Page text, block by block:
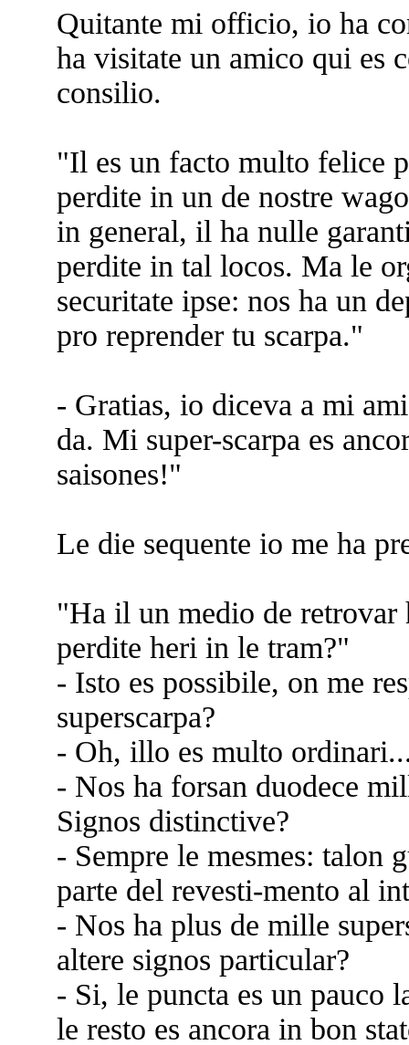
Quitante mi officio, io ha
ha visitate un amico qui es
consilio.
"Il es un facto multo felice
perdite in un de nostre
in general, il ha nulle
perdite in tal locos. Ma le
securitate ipse: nos ha un
pro reprender tu scarpa."
- Gratias, io diceva a mi
da. Mi super-scarpa es
saisones!"
Le die sequente io me ha
"Ha il un medio de retrovar
perdite heri in le tram?"
- Isto es possibile, on me
superscarpa?
- Oh, illo es multo
- Nos ha forsan duodece
Signos distinctive?
- Sempre le mesmes: talon
parte del revesti-mento al
- Nos ha plus de mille
altere signos particular?
- Si, le puncta es un pauco
le resto es ancora in bon